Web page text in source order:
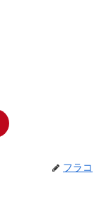
フラコ